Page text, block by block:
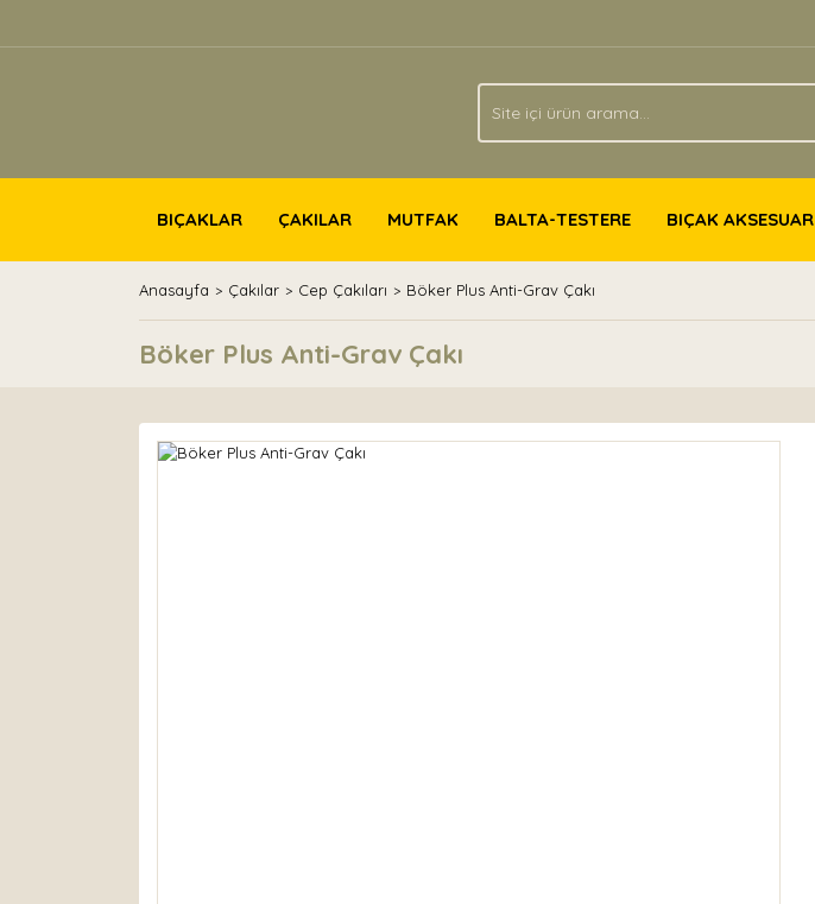
BIÇAKLAR ÇAKILAR MUTFAK BALTA-TESTERE BIÇAK AKSESUAR
Anasayfa Çakılar Cep Çakıları Böker Plus Anti-Grav Çakı
Böker Plus Anti-Grav Çakı